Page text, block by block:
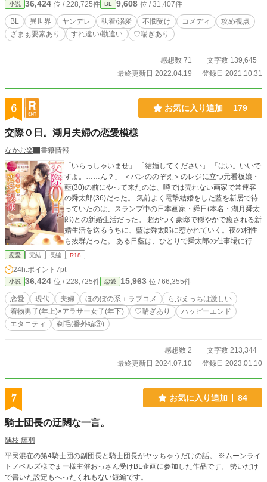
れ、この15年の想いを込めて、あらん限り溺愛させてもらおうか！ ※15年間純
愛を拗らせたストーカーがちの誤解されやすい攻め主人公と一見明るいけど割と
闇がある受けのラブコメ。CPは固定です。 ※3/16 短編⇒長編に変更しました。
※4/15 タイトル変更ならびに本編完結いたしました！！
小説 36,424 位 / 228,725件 BL 9,608 位 / 31,407件
BL 異世界 ヤンデレ 執着/溺愛 不憫受け コメディ
攻め視点
ざまぁ要素あり
すれ違い/勘違い ♡喘ぎあり
感想数 71
文字数 139,645
最終更新日 2022.04.19
登録日 2021.10.31
6 お気に入り追加 179
交際０日。湖月夫婦の恋愛模様
なかむ楽
書籍情報
「いらっしゃいませ」 「結婚してください」 「はい。いいで
すよ。……ん？」 ＜パンののぞえ＞のレジに立つ元看板娘・
藍(30)の前にやって来たのは、噂では売れない画家で常連客
の舜太郎(36)だった。 気前よく電撃結婚をした藍を新居で待
っていたのは、スランプ中の日本画家・舜日(本名・湖月舜太
郎)との新婚生活だった。 超がつく豪邸で穏やかで癒される新
婚生活を送るうちに、藍は舜太郎に惹かれていく。夜の相性
も抜群だった。 ある日藍は、ひとりで舜太郎の仕事場に行く
と、未発表の美しい女性ただ一人を描き続けた絵を見つけて
藍は……。（✦１章 湖月夫婦の恋愛模様✦ ２章 湖月夫婦
の問題解決 ✦07✦深い傷を癒して。愛しい人。 身も心も両思
いになった藍は、元カレと偶然再会（ストーキング）し「や
り直さないか」と言われるが── 藍は舜太郎に元カレとのト
ラブルで会社を退職した過去を話す。嫉妬する舜太郎と忘れ
させてほしい藍の夜は ✦08✦嵐：愛情表現が斜め上では？ 突
ない！」と言われてしまい？ 花蓮に振り回される藍と、藍不
足の舜太郎。声を殺して……？ ✦09✦恋人以上、夫婦以上で
た師匠に会いに行き、その真実を知る。 そして、迎えた個展
では藍が取った行動で、夫婦の絆がより深くなり……＜一部
うございました！ ⚠えっちが書きたくて(動機)書いたのでえ
お願いします 誤字報告ありがとうございます！大変助かりま
す汗 誤字修正などは適宜対応 一旦完結後は各エピソード追加
します。完結まで毎日22時に2話ずつ予約投稿します 予告な
恋愛 完結 長編 R18
24h.ポイント 7pt
小説 36,424 位 / 228,725件 恋愛 15,963 位 / 66,355件
恋愛 現代 夫婦 ほのぼの系＋ラブコメ
らぶえっちは激しい
着物男子(年上)×アラサー女子(年下)
♡喘ぎあり
ハッピーエンド
エタニティ
剃毛(番外編③)
感想数 2
文字数 213,344
最終更新日 2024.07.10
登録日 2023.01.10
7 お気に入り追加 84
騎士団長の迂闊な一言。
隅枝 輝羽
平民混在の第4騎士団の副団長と騎士団長がヤッちゃうだけの話。 ※ムーンライ
トノベルズ様でまー様主催おっさん受けBL企画に参加した作品です。 勢いだけ
で書いた設定もへったくれもない短編です。